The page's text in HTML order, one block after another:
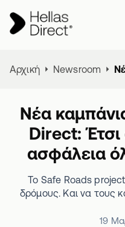
Αρχική Newsroom
Νέα
Direct:
ασφάλεια
Το Safe Roads project
δρόμους. Και να τους
19